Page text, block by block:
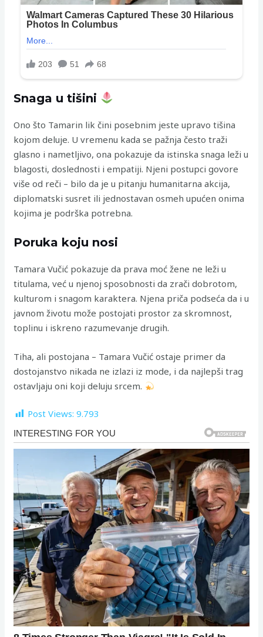
Snaga u tišini
Ono što Tamarin lik čini posebnim jeste upravo tišina
kojom deluje. U vremenu kada se pažnja često traži
glasno i nametljivo, ona pokazuje da istinska snaga leži u
blagosti, doslednosti i empatiji. Njeni postupci govore
više od reči – bilo da je u pitanju humanitarna akcija,
diplomatski susret ili jednostavan osmeh upućen onima
kojima je podrška potrebna.
Poruka koju nosi
Tamara Vučić pokazuje da prava moć žene ne leži u
titulama, već u njenoj sposobnosti da zrači dobrotom,
kulturom i snagom karaktera. Njena priča podseća da i u
javnom životu može postojati prostor za skromnost,
toplinu i iskreno razumevanje drugih.
Tiha, ali postojana – Tamara Vučić ostaje primer da
dostojanstvo nikada ne izlazi iz mode, i da najlepši trag
ostavljaju oni koji deluju srcem.
Post Views: 9.793